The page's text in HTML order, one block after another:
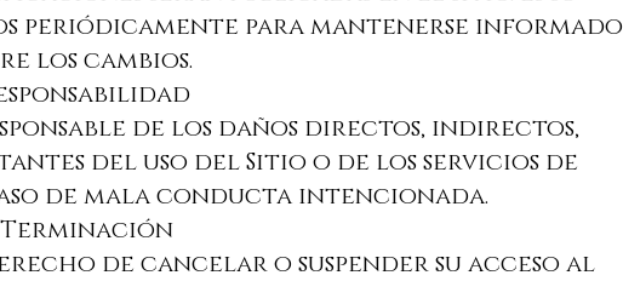
periódicamente para mantenerse informado
los cambios.
de los daños directos, indirectos,
del uso del Sitio o de los servicios de
de mala conducta intencionada.
Terminación
de cancelar o suspender su acceso al